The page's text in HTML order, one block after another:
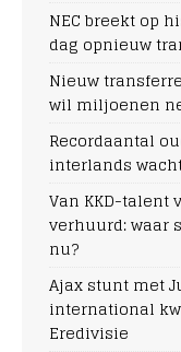
NEC breekt op
dag opnieuw
Nieuw
wil miljoenen
Recordaantal
interlands
Van KKD-talent
verhuurd: waar
nu?
Ajax stunt met
international
Eredivisie